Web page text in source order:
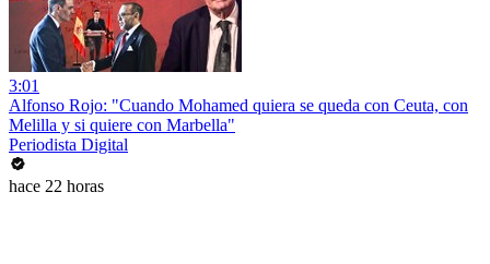
3:01
Alfonso Rojo: "Cuando Mohamed quiera se queda con Ceuta, con
Melilla y si quiere con Marbella"
Periodista Digital
hace 22 horas